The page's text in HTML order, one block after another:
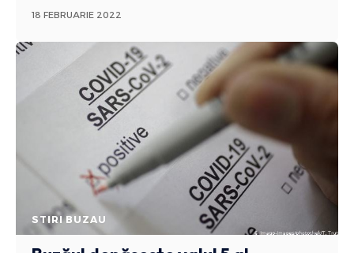
18 FEBRUARIE 2022
STIRI BUZAU